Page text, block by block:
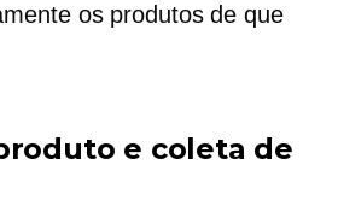
os produtos de que
e coleta de